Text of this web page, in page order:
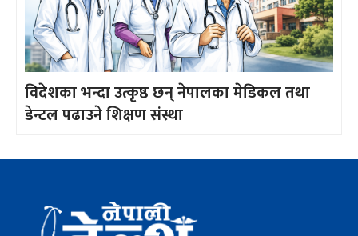
विदेशका भन्दा उत्कृष्ठ छन् नेपालका मेडिकल तथा
डेन्टल पढाउने शिक्षण संस्था